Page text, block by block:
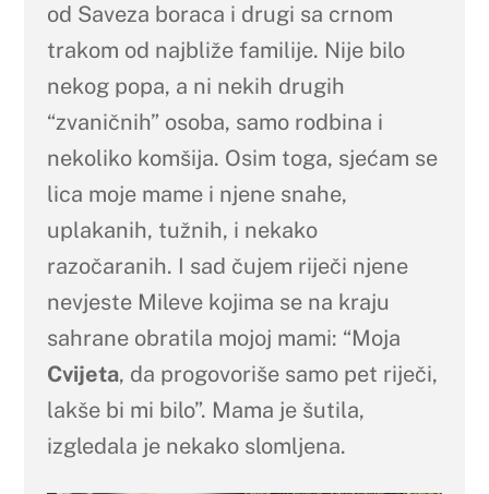
od Saveza boraca i drugi sa crnom
trakom od najbliže familije. Nije bilo
nekog popa, a ni nekih drugih
“zvaničnih” osoba, samo rodbina i
nekoliko komšija. Osim toga, sjećam se
lica moje mame i njene snahe,
uplakanih, tužnih, i nekako
razočaranih. I sad čujem riječi njene
nevjeste Mileve kojima se na kraju
sahrane obratila mojoj mami: “Moja
Cvijeta, da progovoriše samo pet riječi,
lakše bi mi bilo”. Mama je šutila,
izgledala je nekako slomljena.